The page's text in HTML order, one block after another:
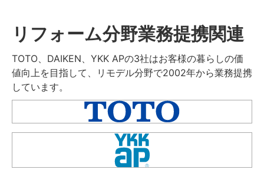
リフォーム分野業務提携関連
TOTO、DAIKEN、YKK APの3社はお客様の暮らしの価
値向上を目指して、リモデル分野で2002年から業務提携
しています。